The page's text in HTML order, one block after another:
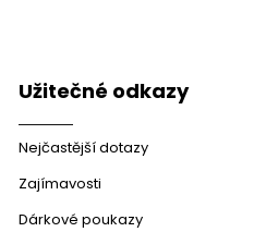
Užitečné odkazy
Nejčastější dotazy
Zajímavosti
Dárkové poukazy